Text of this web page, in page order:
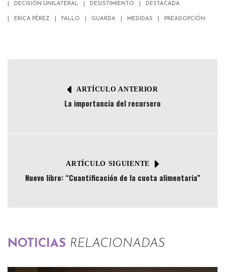
DECISIÓN UNILATERAL DESISTIMIENTO DESTACADA
ERICA PÉREZ FALLO GUARDA MEDIDAS PREADOPCIÓN
ARTÍCULO ANTERIOR
La importancia del recursero
ARTÍCULO SIGUIENTE
Nuevo libro: “Cuantificación de la cuota alimentaria”
NOTICIAS RELACIONADAS